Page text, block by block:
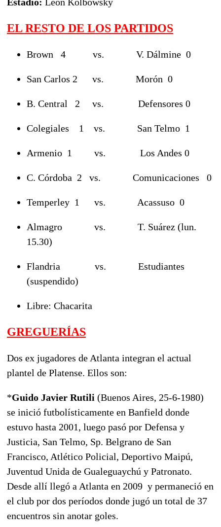
EL RESTO DE LOS PARTIDOS
Brown 4 vs. V. Dálmine 0
San Carlos 2 vs. Morón 0
B. Central 2 vs. Defensores 0
Colegiales 1 vs. San Telmo 1
Armenio 1 vs. Los Andes 0
C. Córdoba 2 vs. Comunicaciones 0
Temperley 1 vs. Acassuso 0
Almagro vs. T. Suárez (lun.
15.30)
Flandria vs. Estudiantes
(suspendido)
Libre: Chacarita
GREGUERÍAS
Dos ex jugadores de Atlanta integran el actual
plantel de Platense. Ellos son:
*Guido Javier Rutili (Buenos Aires, 25-6-1980)
se inició futbolísticamente en Banfield donde
estuvo hasta 2001, luego pasó por Defensa y
Justicia, San Telmo, Sp. Belgrano de San
Francisco, Atlético Policial, Deportivo Maipú,
Juventud Unida de Gualeguaychú y Patronato.
Desde allí llegó a Atlanta en 2009 y permaneció en
el club por dos períodos donde jugó un total de 37
encuentros sin anotar goles.